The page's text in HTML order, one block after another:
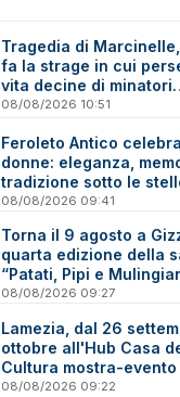
Tragedia di
fa la strage in cui
vita decine di minatori
calabresi
08/08/2026 10:51
Feroleto Antico
donne: eleganza,
tradizione sotto le
08/08/2026 09:41
Torna il 9 agosto a
quarta edizione della
“Patati, Pipi e
08/08/2026 09:27
Lamezia, dal 26
ottobre all'Hub Casa
Cultura mostra-evento
Virtual Photography
08/08/2026 09:22